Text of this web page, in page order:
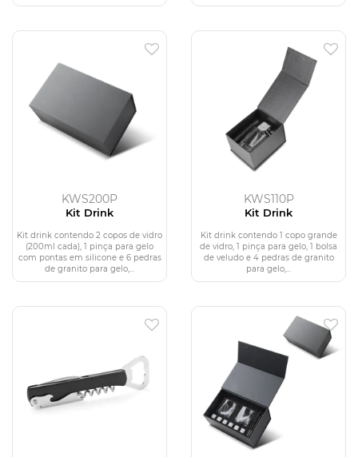
KWS200P
Kit Drink
Kit drink contendo 2 copos de vidro
(200ml cada), 1 pinça para gelo
com pontas em silicone e 6 pedras
de granito para gelo,...
KWS110P
Kit Drink
Kit drink contendo 1 copo grande
de vidro, 1 pinça para gelo, 1 bolsa
de veludo e 4 pedras de granito
para gelo,...